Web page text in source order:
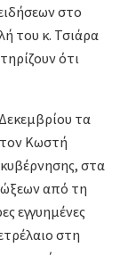
στο
του κ. Τσιάρα
ότι
τα
Κωστή
στα
από τη
εγγυημένες
στη